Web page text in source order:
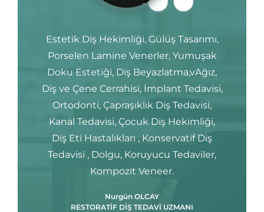
Estetik Diş Hekimliği, Gülüş Tasarımı,
Porselen Lamine Venerler, Yumuşak
Doku Estetiği, Diş Beyazlatma,vAğız,
Diş ve Çene Cerrahisi, İmplant Tedavisi,
Ortodonti, Çapraşıklık Diş Tedavisi,
Kanal Tedavisi, Çocuk Diş Hekimliği,
Diş Eti Hastalıkları , Konservatif Diş
Tedavisi , Dolgu, Koruyucu Tedaviler,
Kompozit Veneer.
Nurgün OLCAY
RESTORATİF DİŞ TEDAVİ UZMANI